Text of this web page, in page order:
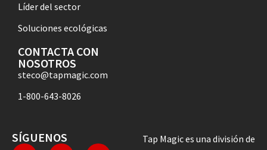
Líder del sector
Soluciones ecológicas
CONTACTA CON
NOSOTROS
steco@tapmagic.com
1-800-643-8026
SÍGUENOS
Tap Magic es una división de